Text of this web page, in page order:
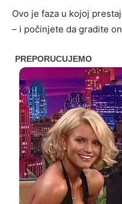
Ovo je faza u kojoj
– i počinjete da gradite